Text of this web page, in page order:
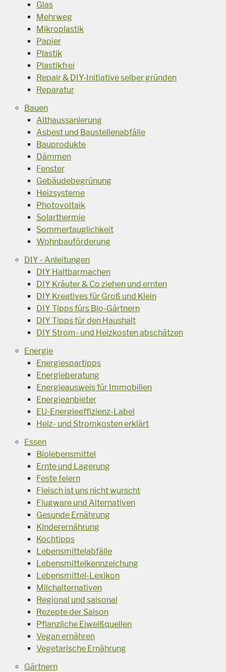
Glas
Mehrweg
Mikroplastik
Papier
Plastik
Plastikfrei
Repair & DIY-Initiative selber gründen
Reparatur
Bauen
Althaussanierung
Asbest und Baustellenabfälle
Bauprodukte
Dämmen
Fenster
Gebäudebegrünung
Heizsysteme
Photovoltaik
Solarthermie
Sommertauglichkeit
Wohnbauförderung
DIY - Anleitungen
DIY Haltbarmachen
DIY Kräuter & Co ziehen und ernten
DIY Kreatives für Groß und Klein
DIY Tipps fürs Bio-Gärtnern
DIY Tipps für den Haushalt
DIY Strom- und Heizkosten abschätzen
Energie
Energiespartipps
Energieberatung
Energieausweis für Immobilien
Energieanbieter
EU-Energieeffizienz-Label
Heiz- und Stromkosten erklärt
Essen
Biolebensmittel
Ernte und Lagerung
Feste feiern
Fleisch ist uns nicht wurscht
Flugware und Alternativen
Gesunde Ernährung
Kinderernährung
Kochtipps
Lebensmittelabfälle
Lebensmittelkennzeichung
Lebensmittel-Lexikon
Milchalternativen
Regional und saisonal
Rezepte der Saison
Pflanzliche Eiweißquellen
Vegan ernähren
Vegetarische Ernährung
Gärtnern